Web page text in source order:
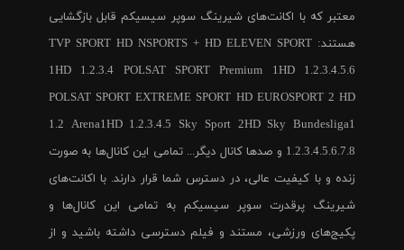
معتبر که با اکانت‌های شیرینگ سوپر سیسیکم قابل بازگشایی
هستند: TVP SPORT HD NSPORTS + HD ELEVEN SPORT
1HD 1.2.3.4 POLSAT SPORT Premium 1HD 1.2.3.4.5.6
POLSAT SPORT EXTREME SPORT HD EUROSPORT 2 HD
1.2 Arena1HD 1.2.3.4.5 Sky Sport 2HD Sky Bundesliga1
1.2.3.4.5.6.7.8 و صدها کانال دیگر... تمامی این کانال‌ها به صورت
زنده و با کیفیت عالی، در دسترس شما قرار دارند. با اکانت‌های
شیرینگ پرقدرت سوپر سیسیکم به تمامی این کانال‌ها و
پکیج‌های ورزشی، مستند و فیلم دسترسی داشته باشید و از